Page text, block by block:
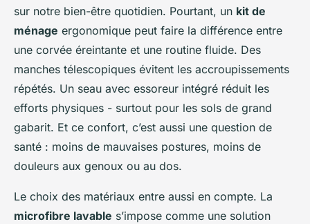
sur notre bien-être quotidien. Pourtant, un kit de
ménage ergonomique peut faire la différence entre
une corvée éreintante et une routine fluide. Des
manches télescopiques évitent les accroupissements
répétés. Un seau avec essoreur intégré réduit les
efforts physiques - surtout pour les sols de grand
gabarit. Et ce confort, c’est aussi une question de
santé : moins de mauvaises postures, moins de
douleurs aux genoux ou au dos.
Le choix des matériaux entre aussi en compte. La
microfibre lavable s’impose comme une solution